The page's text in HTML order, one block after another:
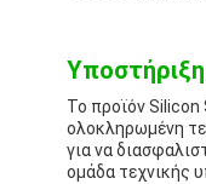
Το προϊόν
ολοκληρωμένη
για να
ομάδα τεχνικής